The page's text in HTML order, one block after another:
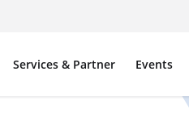
Services & Partner Events